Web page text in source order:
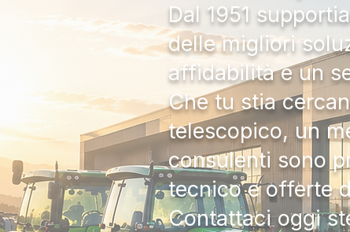
Dal 1951
delle migliori
affidabilità e un
Che tu stia
telescopico, un
consulenti sono
tecnico e offerte
Contattaci oggi